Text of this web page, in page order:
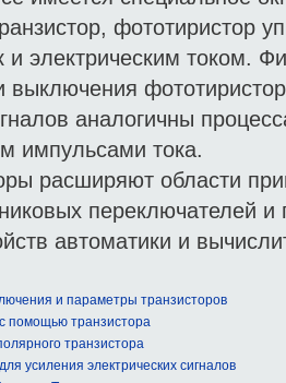
фототиристор
и электрическим током.
выключения
аналогичны
импульсами тока.
расширяют области
переключателей и
автоматики и
и параметры транзисторов
помощью транзистора
транзистора
усиления электрических сигналов